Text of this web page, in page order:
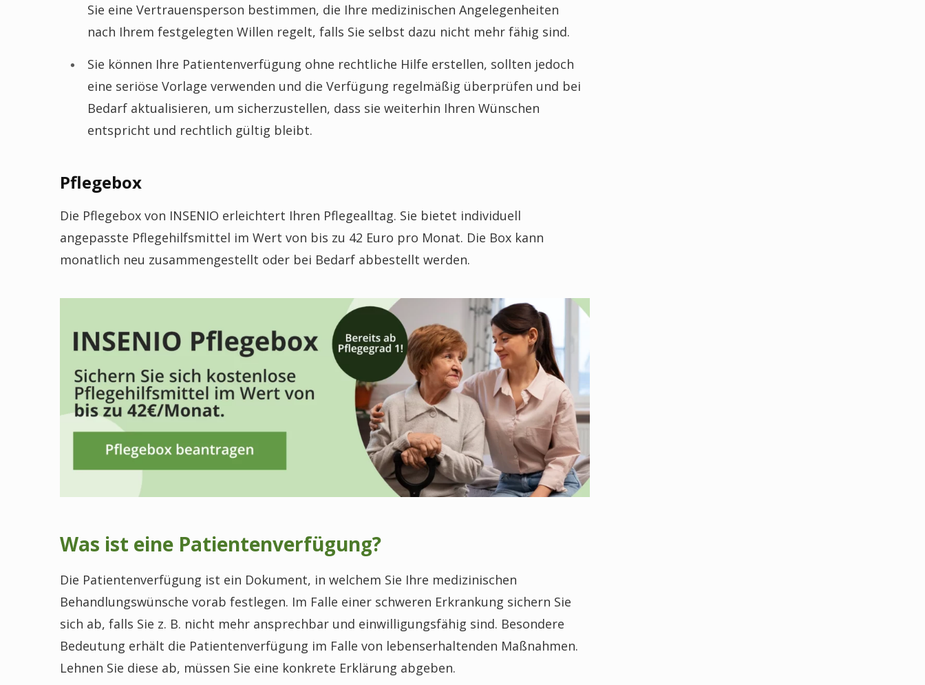
Sie eine Vertrauensperson bestimmen, die Ihre medizinischen Angelegenheiten
nach Ihrem festgelegten Willen regelt, falls Sie selbst dazu nicht mehr fähig sind.
Sie können Ihre Patientenverfügung ohne rechtliche Hilfe erstellen, sollten jedoch
eine seriöse Vorlage verwenden und die Verfügung regelmäßig überprüfen und bei
Bedarf aktualisieren, um sicherzustellen, dass sie weiterhin Ihren Wünschen
entspricht und rechtlich gültig bleibt.
Pflegebox
Die Pflegebox von INSENIO erleichtert Ihren Pflegealltag. Sie bietet individuell
angepasste Pflegehilfsmittel im Wert von bis zu 42 Euro pro Monat. Die Box kann
monatlich neu zusammengestellt oder bei Bedarf abbestellt werden.
Was ist eine Patientenverfügung?
Die Patientenverfügung ist ein Dokument, in welchem Sie Ihre medizinischen
Behandlungswünsche vorab festlegen. Im Falle einer schweren Erkrankung sichern Sie
sich ab, falls Sie z. B. nicht mehr ansprechbar und einwilligungsfähig sind. Besondere
Bedeutung erhält die Patientenverfügung im Falle von lebenserhaltenden Maßnahmen.
Lehnen Sie diese ab, müssen Sie eine konkrete Erklärung abgeben.